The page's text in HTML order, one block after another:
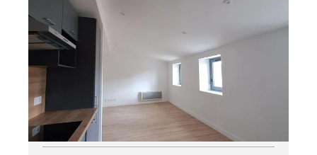
BORDEAUX 33
66,50 m
, 3 pièces
Ref : 4460
Appartement T3 à louer
1 411,31 €
par mois charges comprises
Visiter le site dédié